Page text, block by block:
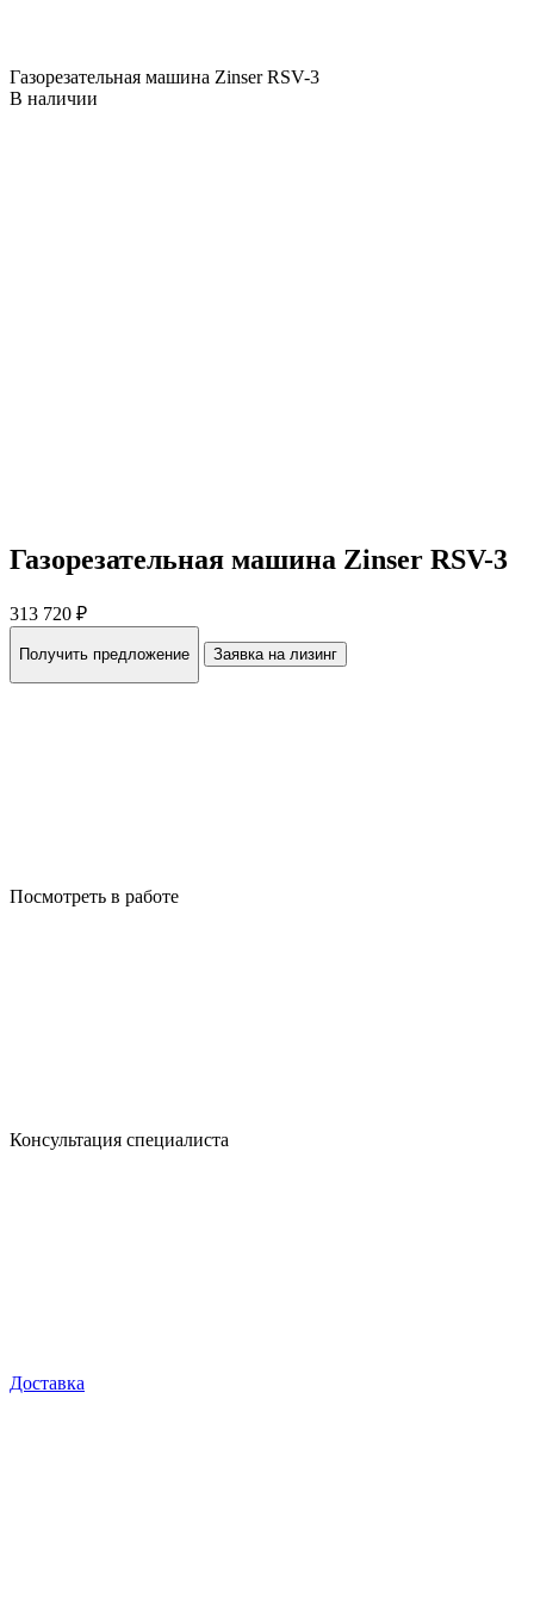
Газорезательная машина Zinser RSV-3
В наличии
Газорезательная машина Zinser RSV-3
313 720 ₽
Получить предложение Заявка на лизинг
Посмотреть в работе
Консультация специалиста
Доставка